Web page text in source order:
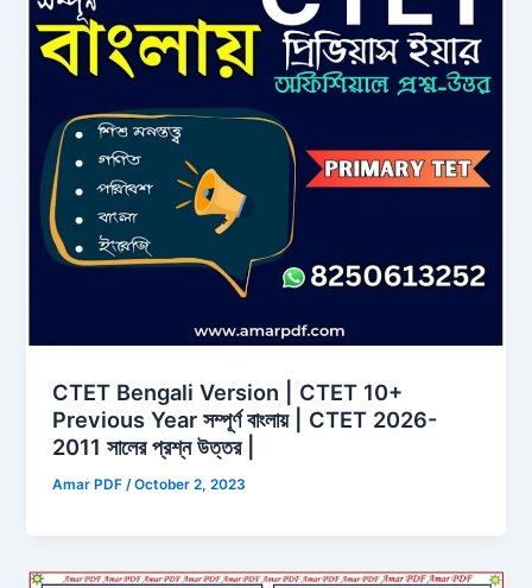
CTET Bengali Version | CTET 10+
Previous Year সম্পূর্ণ বাংলায় | CTET 2026-
2011 সালের প্রশ্ন উত্তর |
Amar PDF/October 2, 2023